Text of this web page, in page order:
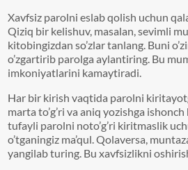
Xavfsiz parolni eslab qolish uchun
Qiziq bir kelishuv, masalan, sevimli
kitobingizdan so’zlar tanlang. Buni
o’zgartirib parolga aylantiring. Bu
imkoniyatlarini kamaytiradi.
Har bir kirish vaqtida parolni
marta to’g’ri va aniq yozishga
tufayli parolni noto’g’ri kiritmaslik
o’tganingiz ma’qul. Qolaversa,
yangilab turing. Bu xavfsizlikni